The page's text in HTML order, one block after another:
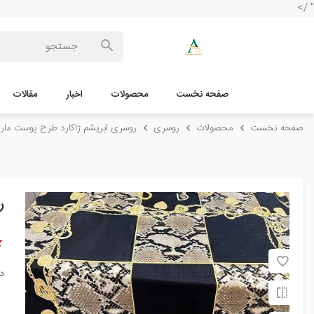
" />
صفحه نخست محصولات اخبار مقالات
صفحه نخست محصولات روسری روسری ابریشم ژاکارد طرح پوست ماری